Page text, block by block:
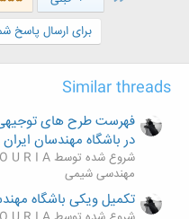
برای ارسال پاسخ
Similar threads
فهرست طرح های
در باشگاه مهندسان ایران
شروع شده توسط P O U R I A
مهندسی شیمی
تکمیل ویکی باشگاه